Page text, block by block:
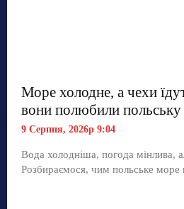
Море холодне, а чехи
вони полюбили польську
9 Серпня, 2026р 9:04
Вода холодніша, погода мінлива,
Розбираємося, чим польське море